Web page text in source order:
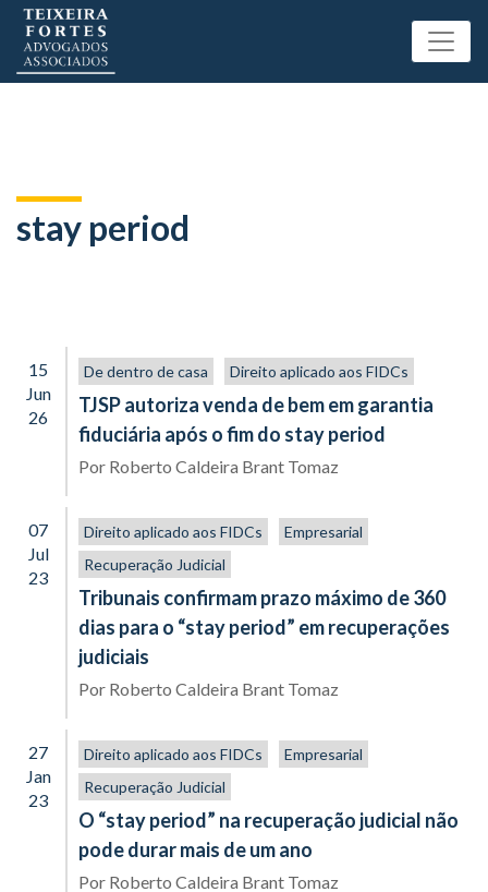
stay period
15
Jun
26
De dentro de casa Direito aplicado aos FIDCs
TJSP autoriza venda de bem em garantia
fiduciária após o fim do stay period
Por Roberto Caldeira Brant Tomaz
07
Jul
23
Direito aplicado aos FIDCs
Empresarial
Recuperação Judicial
Tribunais confirmam prazo máximo de 360
dias para o “stay period” em recuperações
judiciais
Por Roberto Caldeira Brant Tomaz
27
Jan
23
Direito aplicado aos FIDCs
Empresarial
Recuperação Judicial
O “stay period” na recuperação judicial não
pode durar mais de um ano
Por Roberto Caldeira Brant Tomaz